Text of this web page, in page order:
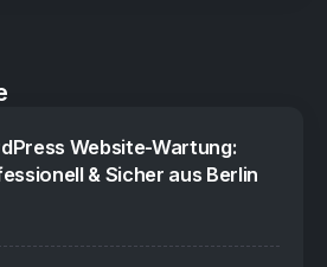
Website-Wartung:
& Sicher aus Berlin